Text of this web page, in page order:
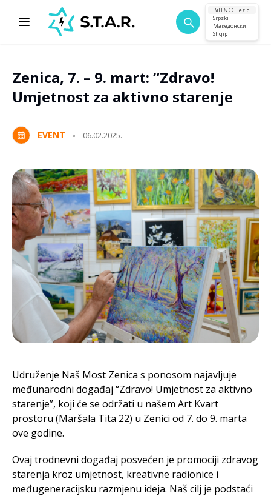
BiH & CG jezici
Srpski
Македонски
Shqip
Zenica, 7. – 9. mart: “Zdravo!
Umjetnost za aktivno starenje
EVENT 06.02.2025.
Udruženje Naš Most Zenica s ponosom najavljuje
međunarodni događaj “Zdravo! Umjetnost za aktivno
starenje”, koji će se održati u našem Art Kvart
prostoru (Maršala Tita 22) u Zenici od 7. do 9. marta
ove godine.
Ovaj trodnevni događaj posvećen je promociji zdravog
starenja kroz umjetnost, kreativne radionice i
međugeneracijsku razmjenu ideja. Naš cilj je podstaći